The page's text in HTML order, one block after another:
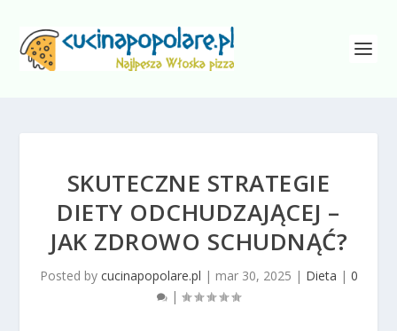
SKUTECZNE STRATEGIE
DIETY ODCHUDZAJĄCEJ –
JAK ZDROWO SCHUDNĄĆ?
Posted by cucinapopolare.pl | mar 30, 2025 | Dieta | 0
|